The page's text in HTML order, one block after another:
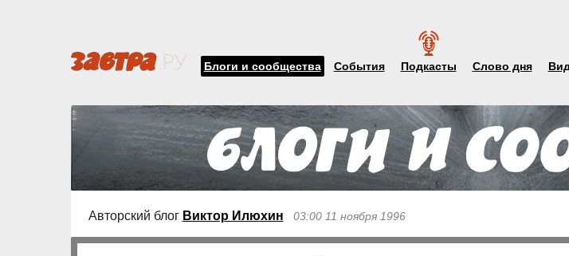
Блоги и сообщества События Подкасты Слово дня
Авторский блог Виктор Илюхин 03:00 11 ноября 1996